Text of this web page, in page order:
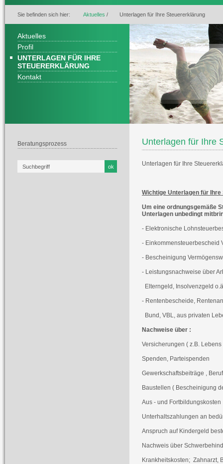
Sie befinden sich hier: Aktuelles / Unterlagen für Ihre Steuererklärung
Aktuelles
Profil
UNTERLAGEN FÜR IHRE
STEUERERKLÄRUNG
Kontakt
Beratungsprozess Unterlagen für Ihre
Unterlagen für Ihre
Wichtige Unterlagen für
Um eine ordnungsgemäße
Unterlagen unbedingt
- Elektronische
- Einkommensteuerbescheid
- Bescheinigung
- Leistungsnachweise über
Elterngeld, Insolvenzgeld
- Rentenbescheide,
Bund, VBL, aus privaten
Nachweise über :
Versicherungen ( z.B.
Spenden, Parteispenden
Gewerkschaftsbeiträge ,
Baustellen ( Bescheinigung
Aus - und Fortbildungskosten
Unterhaltszahlungen an
Anspruch auf Kindergeld
Nachweis über
Krankheitskosten; Zahnarzt,